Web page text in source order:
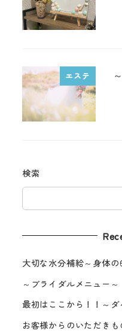
エステ
検索
大切な水分補給～身体の
～ブライダルメニュー～
最初はここから！！～ダ
お客様からのいただきも